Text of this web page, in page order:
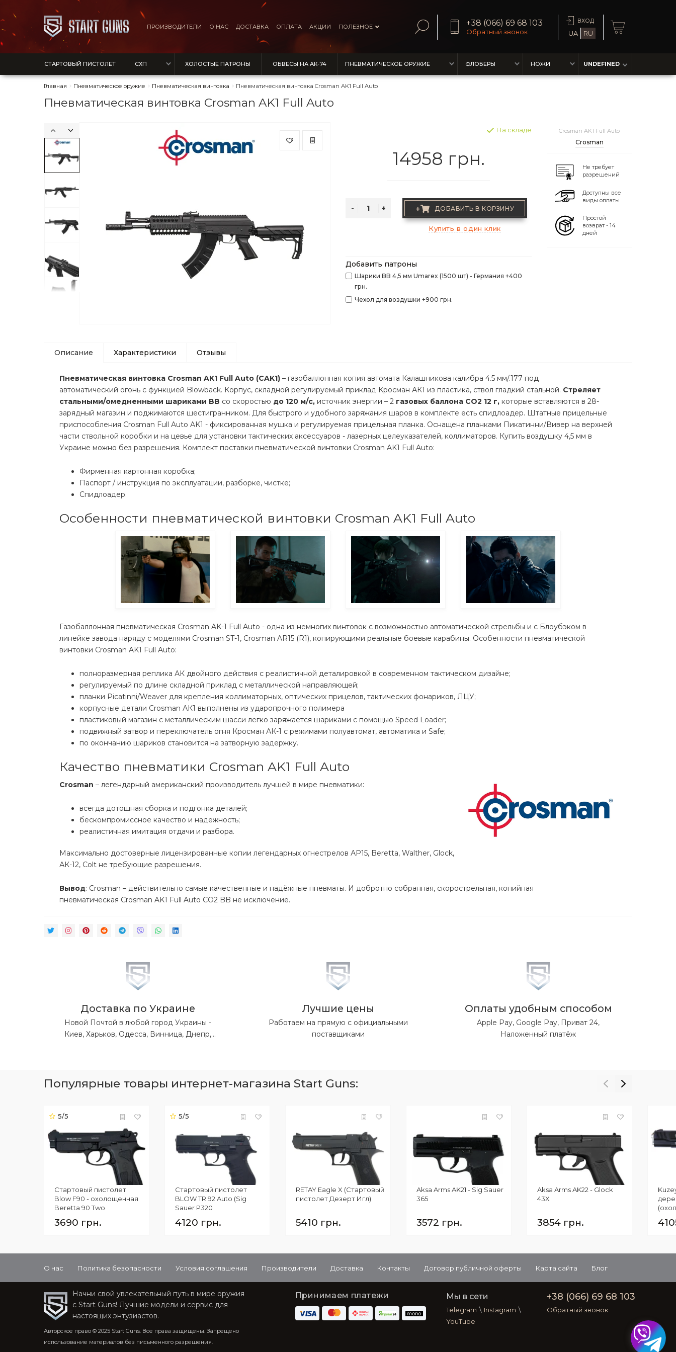
ПРОИЗВОДИТЕЛИ О НАС ДОСТАВКА ОПЛАТА АКЦИИ ПОЛЕЗНОЕ +38 (066) 69 68 103
Обратный звонок
ВХОД
UA RU
СТАРТОВЫЙ ПИСТОЛЕТ СХП ХОЛОСТЫЕ ПАТРОНЫ ОБВЕСЫ НА АК-74 ПНЕВМАТИЧЕСКОЕ ОРУЖИЕ ФЛОБЕРЫ НОЖИ UNDEFINED
Главная Пневматическое оружие Пневматическая винтовка Пневматическая винтовка Crosman AK1 Full Auto
Пневматическая винтовка Crosman AK1 Full Auto
На складе
14958 грн.
+ ДОБАВИТЬ В КОРЗИНУ
Купить в один клик
Добавить патроны
Шарики BB 4,5 мм Umarex (1500 шт) - Германия +400
грн.
Чехол для воздушки +900 грн.
Crosman AK1 Full Auto
Crosman
Не требует
разрешений
Доступны все
виды оплаты
Простой
возврат - 14
дней
Описание Характеристики Отзывы
Пневматическая винтовка Crosman AK1 Full Auto (CAK1)– газобаллонная копия автомата Калашникова калибра 4.5 мм/.177 под
автоматический огонь с функцией Blowback. Корпус, складной регулируемый приклад Кросман АК1 из пластика, ствол гладкий стальной. Стреляет
стальными/омедненными шариками BB со скоростью до 120 м/с, источник энергии – 2 газовых баллона CO2 12 г, которые вставляются в 28-
зарядный магазин и поджимаются шестигранником. Для быстрого и удобного заряжания шаров в комплекте есть спидлоадер. Штатные прицельные
приспособления Crosman Full Auto AK1 - фиксированная мушка и регулируемая прицельная планка. Оснащена планками Пикатинни/Вивер на верхней
части ствольной коробки и на цевье для установки тактических аксессуаров - лазерных целеуказателей, коллиматоров. Купить воздушку 4,5 мм в
Украине можно без разрешения. Комплект поставки пневматической винтовки Crosman AK1 Full Auto:
Фирменная картонная коробка;
Паспорт / инструкция по эксплуатации, разборке, чистке;
Спидлоадер.
Особенности пневматической винтовки Crosman AK1 Full Auto
Газобаллонная пневматическая Crosman AK-1 Full Auto - одна из немногих винтовок с возможностью автоматической стрельбы и с Блоубэком в
линейке завода наряду с моделями Crosman ST-1, Crosman AR15 (R1), копирующими реальные боевые карабины. Особенности пневматической
винтовки Crosman AK1 Full Auto:
полноразмерная реплика АК двойного действия с реалистичной деталировкой в современном тактическом дизайне;
регулируемый по длине складной приклад с металлической направляющей;
планки Picatinni/Weaver для крепления коллиматорных, оптических прицелов, тактических фонариков, ЛЦУ;
корпусные детали Crosman АК1 выполнены из ударопрочного полимера
пластиковый магазин с металлическим шасси легко заряжается шариками с помощью Speed Loader;
подвижный затвор и переключатель огня Кросман АК-1 с режимами полуавтомат, автоматика и Safe;
по окончанию шариков становится на затворную задержку.
Качество пневматики Crosman AK1 Full Auto
Crosman – легендарный американский производитель лучшей в мире пневматики:
всегда дотошная сборка и подгонка деталей;
бескомпромиссное качество и надежность;
реалистичная имитация отдачи и разбора.
Максимально достоверные лицензированные копии легендарных огнестрелов АР15, Beretta, Walther, Glock,
АК-12, Colt не требующие разрешения.
Вывод: Crosman – действительно самые качественные и надёжные пневматы. И добротно собранная, скорострельная, копийная
пневматическая Crosman AK1 Full Auto CO2 BB не исключение.
Доставка по Украине
Новой Почтой в любой город Украины -
Киев, Харьков, Одесса, Винница, Днепр,
Сумы, Тернополь, Ужгород, Херсон,
Хмельницкий, Черкассы, Чернигов,
Лучшие цены
Работаем на прямую с официальными
поставщиками
Оплаты удобным способом
Apple Pay, Google Pay, Приват 24,
Наложенный платёж
Популярные товары интернет-магазина Start Guns:
5/5
Стартовый пистолет
Blow F90 - охолощенная
Beretta 90 Two
3690 грн.
5/5
Стартовый пистолет
BLOW TR 92 Auto (Sig
Sauer P320
4120 грн.
RETAY Eagle X (Стартовый
пистолет Дезерт Игл)
5410 грн.
Aksa Arms AK21 - Sig Sauer
365
3572 грн.
Aksa Arms AK22 - Glock
43X
3854 грн.
О нас Политика безопасности Условия соглашения Производители Доставка Контакты Договор публичной оферты Карта сайта Блог
Начни свой увлекательный путь в мире оружия
с Start Guns! Лучшие модели и сервис для
настоящих энтузиастов.
Авторское право © 2025 Start Guns. Все права защищены. Запрещено
использование материалов без письменного разрешения.
+38 (066) 69 68 103
Обратный звонок
Мы в сети
Telegram \ Instagram \
YouTube
Принимаем платежи